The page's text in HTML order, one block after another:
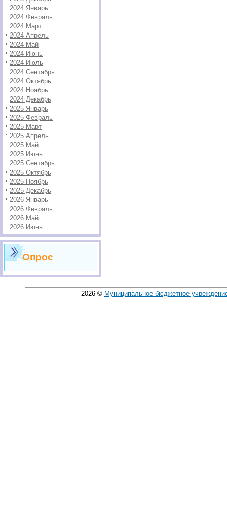
2024 Январь
2024 Февраль
2024 Март
2024 Апрель
2024 Май
2024 Июнь
2024 Июль
2024 Сентябрь
2024 Октябрь
2024 Ноябрь
2024 Декабрь
2025 Январь
2025 Февраль
2025 Март
2025 Апрель
2025 Май
2025 Июнь
2025 Сентябрь
2025 Октябрь
2025 Ноябрь
2025 Декабрь
2026 Январь
2026 Февраль
2026 Май
2026 Июнь
Опрос
2026 © Муниципальное бюджетное